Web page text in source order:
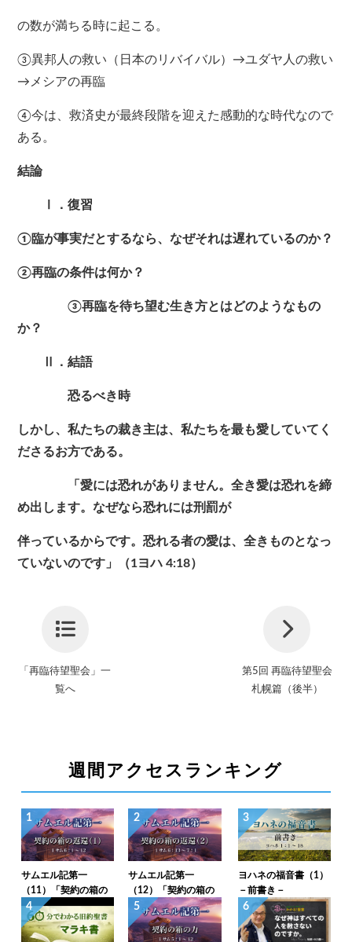
の数が満ちる時に起こる。
③異邦人の救い（日本のリバイバル）→ユダヤ人の救い
→メシアの再臨
④今は、救済史が最終段階を迎えた感動的な時代なので
ある。
結論
Ⅰ．復習
①臨が事実だとするなら、なぜそれは遅れているのか？
②再臨の条件は何か？
③再臨を待ち望む生き方とはどのようなもの
か？
Ⅱ．結語
恐るべき時
しかし、私たちの裁き主は、私たちを最も愛していてく
ださるお方である。
「愛には恐れがありません。全き愛は恐れを締
め出します。なぜなら恐れには刑罰が
伴っているからです。恐れる者の愛は、全きものとなっ
ていないのです」（1ヨハ 4:18）
「再臨待望聖会」一
覧へ
第5回 再臨待望聖会
札幌篇（後半）
週間アクセスランキング
1
サムエル記第一
（11）「契約の箱の
返還（1）」1サム6：
1～12
2
サムエル記第一
（12）「契約の箱の
返還（2）」1サム6：
13～7：1
3
ヨハネの福音書（1）
－前書き－
4 5 6